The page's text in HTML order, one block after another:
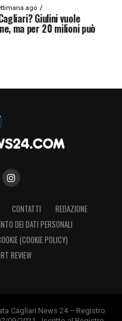
ago
Giulini vuole
ma per 20 milioni può
CONTATTI
REDAZIONE
DEI DATI PERSONALI
(COOKIE POLICY)
REVIEW
Cagliari News 24 – Registro